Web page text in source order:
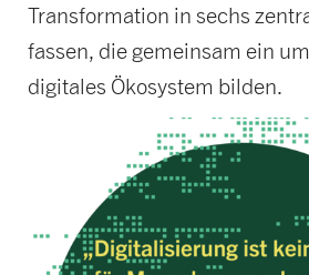
Transformation in sechs
fassen, die gemeinsam ein
digitales Ökosystem bilden.